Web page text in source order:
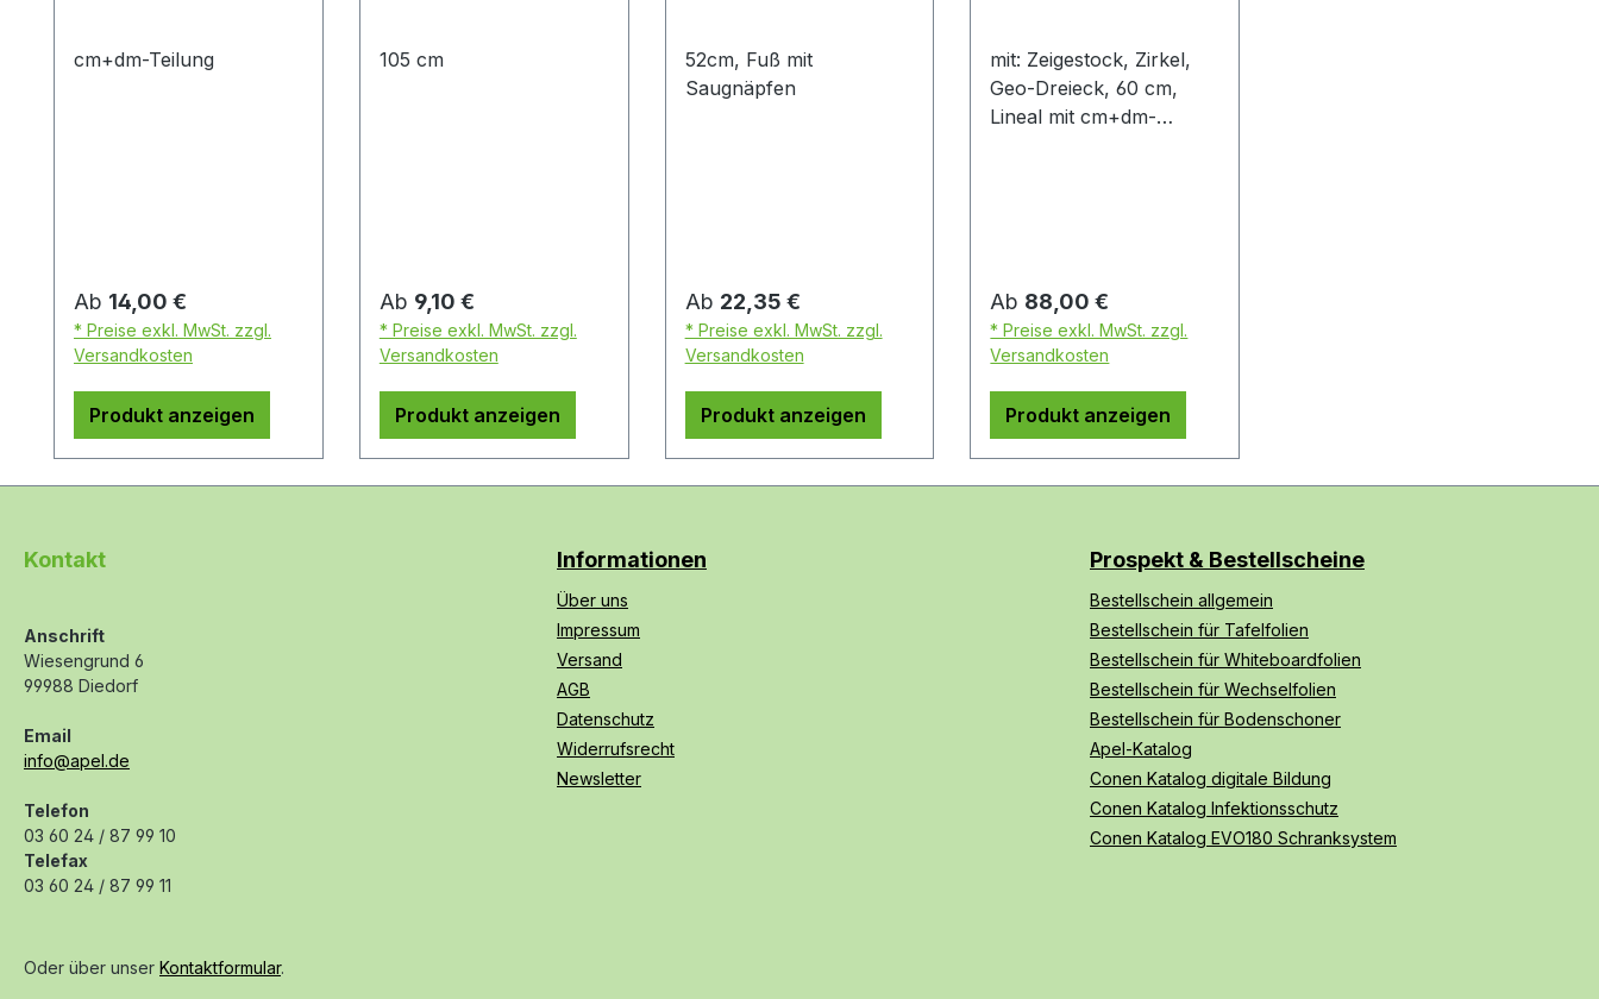
cm+dm-Teilung
Regulärer Preis:
Ab 14,00 €
* Preise exkl. MwSt. zzgl.
Versandkosten
Produkt anzeigen
105 cm
Regulärer Preis:
Ab 9,10 €
* Preise exkl. MwSt. zzgl.
Versandkosten
Produkt anzeigen
52cm, Fuß mit
Saugnäpfen
Regulärer Preis:
Ab 22,35 €
* Preise exkl. MwSt. zzgl.
Versandkosten
Produkt anzeigen
mit: Zeigestock, Zirkel,
Geo-Dreieck, 60 cm,
Lineal mit cm+dm-
Regulärer Preis:
Ab 88,00 €
* Preise exkl. MwSt. zzgl.
Versandkosten
Produkt anzeigen
Kontakt
Anschrift
Wiesengrund 6
99988 Diedorf
Email
info@apel.de
Telefon
03 60 24 / 87 99 10
Telefax
03 60 24 / 87 99 11
Oder über unser Kontaktformular.
Informationen
Über uns
Impressum
Versand
AGB
Datenschutz
Widerrufsrecht
Newsletter
Prospekt & Bestellscheine
Bestellschein allgemein
Bestellschein für Tafelfolien
Bestellschein für Whiteboardfolien
Bestellschein für Wechselfolien
Bestellschein für Bodenschoner
Apel-Katalog
Conen Katalog digitale Bildung
Conen Katalog Infektionsschutz
Conen Katalog EVO180 Schranksystem